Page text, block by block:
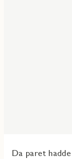
Da paret